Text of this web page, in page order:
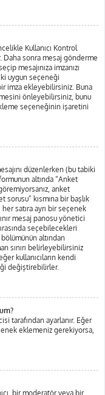
Kullanıcı Kontrol
Daha sonra mesaj gönderme
mesajınıza imzanızı
uygun seçeneği
imza ekleyebilirsiniz. Buna
önleyebilirsiniz, bunu
seçeneğinin işaretini
düzenlerken (bu tabiki
altında “Anket
anket
kısmına bir başlık
satıra ayrı bir seçenek
mesaj panosu yönetici
seçebilecekleri
altından
sınırı belirleyebilirsiniz
kullanıcıların kendi
değiştirebilirler.
tarafından ayarlanır. Eğer
eklemeniz gerekiyorsa,
bir moderatör veya bir